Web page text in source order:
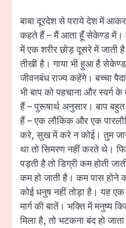
बाबा दूरदेश से पराये देश में
कहते हैं – मैं आता हूँ सेकेण्ड में।
में एक शरीर छोड़ दूसरे में
तीखी है। गाया भी हुआ है
जीवनबंध राज्य कहेंगे। बच्चा
भी बाप को पहचाना और स्वर्ग
हैं – पुरूषार्थ अनुसार। बाप
हैं – एक लौकिक और एक
करे, सुख में करे न कोई। तुम
था तो सिमरण नहीं करते थे।
पड़ती है तो डिग्री कम होती
कम हो जाती है। कम पास होने
कोई धनुष नहीं तोड़ा है। यह
मार्ग की बातें। भक्ति में मनुष्य
मिला है, तो भटकना बंद हो